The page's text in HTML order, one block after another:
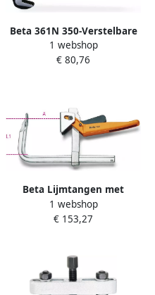
Beta 361N 350-Verstelbare
Pijpentang 003610014
1 webshop
€ 80,76
Beta Lijmtangen met
snelsluiting 1594 600
015940060
1 webshop
€ 153,27